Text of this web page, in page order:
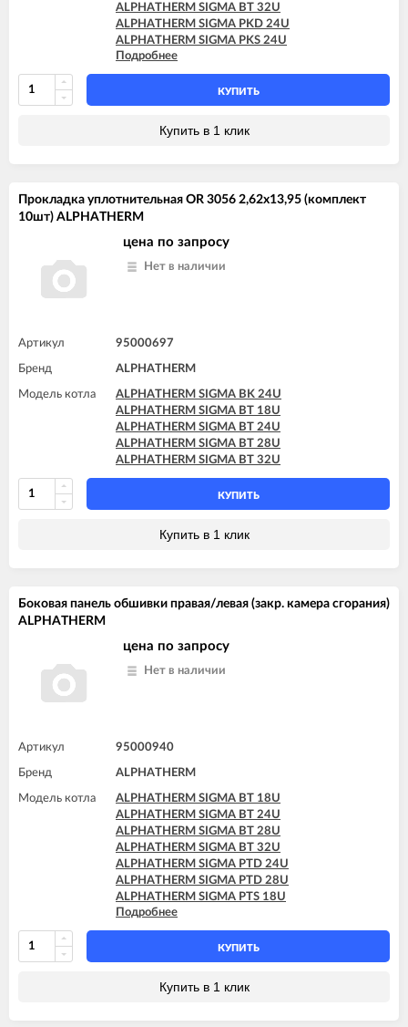
ALPHATHERM SIGMA BT 32U
ALPHATHERM SIGMA PKD 24U
ALPHATHERM SIGMA PKS 24U
ALPHATHERM SIGMA PTD 24U
ALPHATHERM SIGMA PTD 28U
ALPHATHERM SIGMA PTS 18U
ALPHATHERM SIGMA PTS 24U
Подробнее
КУПИТЬ
Купить в 1 клик
Прокладка уплотнительная OR 3056 2,62x13,95 (комплект
10шт) ALPHATHERM
цена по запросу
Нет в наличии
Артикул 95000697
Бренд ALPHATHERM
Модель котла
ALPHATHERM SIGMA BK 24U
ALPHATHERM SIGMA BT 18U
ALPHATHERM SIGMA BT 24U
ALPHATHERM SIGMA BT 28U
ALPHATHERM SIGMA BT 32U
КУПИТЬ
Купить в 1 клик
Боковая панель обшивки правая/левая (закр. камера сгорания)
ALPHATHERM
цена по запросу
Нет в наличии
Артикул 95000940
Бренд ALPHATHERM
Модель котла
ALPHATHERM SIGMA BT 18U
ALPHATHERM SIGMA BT 24U
ALPHATHERM SIGMA BT 28U
ALPHATHERM SIGMA BT 32U
ALPHATHERM SIGMA PTD 24U
ALPHATHERM SIGMA PTD 28U
ALPHATHERM SIGMA PTS 18U
ALPHATHERM SIGMA PTS 24U
ALPHATHERM SIGMA PTS 28U
Подробнее
КУПИТЬ
Купить в 1 клик